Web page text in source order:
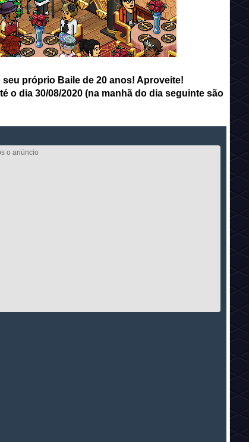
próprio Baile de 20 anos! Aproveite!
o dia 30/08/2020 (na manhã do dia seguinte são